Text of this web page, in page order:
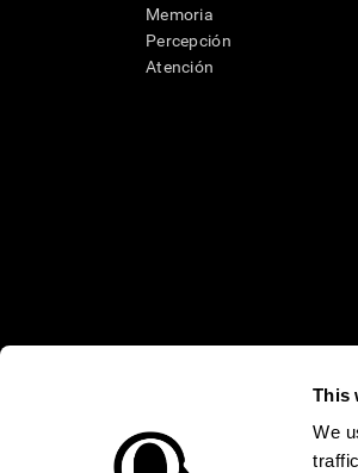
This
We
Memoria
Percepción
Atención
* Las evaluaciones de CogniFit
clínico, los resultados de
neuropsicológica (por ejemplo,
puede ser realizada por un
un dispositivo médico certicado